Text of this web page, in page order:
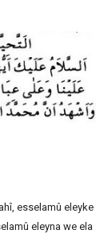
esselamû eleyke
eleyna we ela